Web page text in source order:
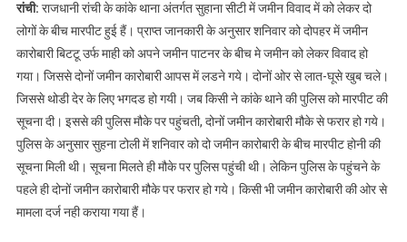
रांची: राजधानी रांची के कांके थाना अंतर्गत सुहाना सीटी में जमीन विवाद में को लेकर दो
लोगों के बीच मारपीट हुई हैं। प्राप्त जानकारी के अनुसार शनिवार को दोपहर में जमीन
कारोबारी बिटटू उर्फ माही को अपने जमीन पाटनर के बीच मे जमीन को लेकर विवाद हो
गया। जिससे दोनों जमीन कारोबारी आपस में लडने गये। दोनों ओर से लात-घूसे खुब चले।
जिससे थोडी देर के लिए भगदड हो गयी। जब किसी ने कांके थाने की पुलिस को मारपीट की
सूचना दी। इससे की पुलिस मौके पर पहुंचती, दोनों जमीन कारोबारी मौके से फरार हो गये।
पुलिस के अनुसार सुहना टोली में शनिवार को दो जमीन कारोबारी के बीच मारपीट होनी की
सूचना मिली थी। सूचना मिलते ही मौके पर पुलिस पहुंची थी। लेकिन पुलिस के पहुंचने के
पहले ही दोनों जमीन कारोबारी मौके पर फरार हो गये। किसी भी जमीन कारोबारी की ओर से
मामला दर्ज नही कराया गया हैं।